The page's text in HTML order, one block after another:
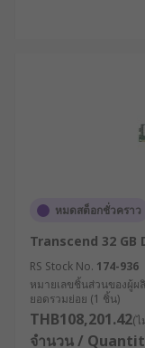
หมดสต็อกชั่วคราว
Transcend 32 GB
RS Stock No. 174-936
หมายเลขชิ้นส่วนของผู้ผ
ยอดรวมย่อย (1 ชิ้น)
THB108,201.42(
จำนวน /